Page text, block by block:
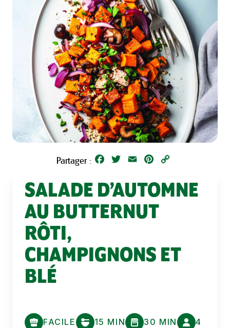
Partager : Facebook
Twitter Email Pinterest
SALADE D’AUTOMNE
AU BUTTERNUT
RÔTI,
CHAMPIGNONS ET
BLÉ
FACILE 15 MIN 30 MIN 4